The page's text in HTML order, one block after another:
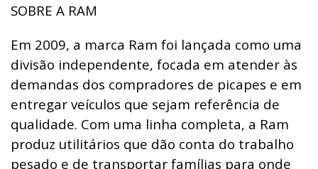
SOBRE A RAM
Em 2009, a marca Ram foi lançada como uma
divisão independente, focada em atender às
demandas dos compradores de picapes e em
entregar veículos que sejam referência de
qualidade. Com uma linha completa, a Ram
produz utilitários que dão conta do trabalho
pesado e de transportar famílias para onde